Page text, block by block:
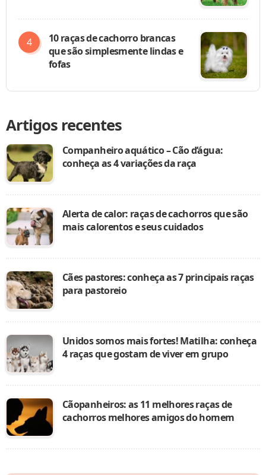
10 raças de cachorro brancas
que são simplesmente lindas e
fofas
Artigos recentes
Companheiro aquático – Cão d’água:
conheça as 4 variações da raça
Alerta de calor: raças de cachorros que são
mais calorentos e seus cuidados
Cães pastores: conheça as 7 principais raças
para pastoreio
Unidos somos mais fortes! Matilha: conheça
4 raças que gostam de viver em grupo
Cãopanheiros: as 11 melhores raças de
cachorros melhores amigos do homem